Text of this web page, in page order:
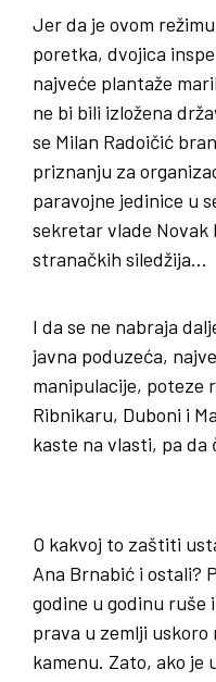
Jer da je ovom
poretka, dvojica
najveće plantaže
ne bi bili izložena
se Milan Radoičić
priznanju za
paravojne jedinice u
sekretar vlade Novak
stranačkih siledžija…
I da se ne nabraja
javna poduzeća,
manipulacije, poteze
Ribnikaru, Duboni i
kaste na vlasti, pa da
O kakvoj to zaštiti
Ana Brnabić i ostali?
godine u godinu ruše
prava u zemlji
kamenu. Zato, ako je